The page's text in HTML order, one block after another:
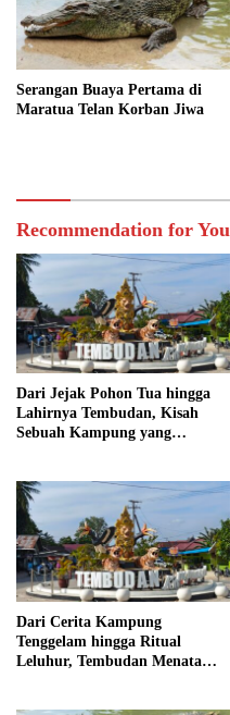
Serangan Buaya Pertama di
Maratua Telan Korban Jiwa
Recommendation for You
Dari Jejak Pohon Tua hingga
Lahirnya Tembudan, Kisah
Sebuah Kampung yang
Dari Cerita Kampung
Tenggelam hingga Ritual
Leluhur, Tembudan Menata